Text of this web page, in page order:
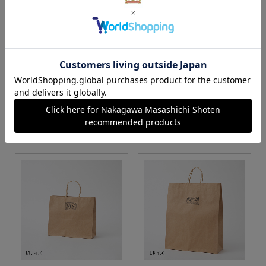
S・M・Lサイズより当店に
お任せ
カートに入れる カートに入れる